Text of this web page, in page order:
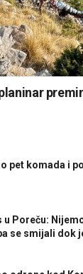
pet komada i
u Poreču:
se smijali dok